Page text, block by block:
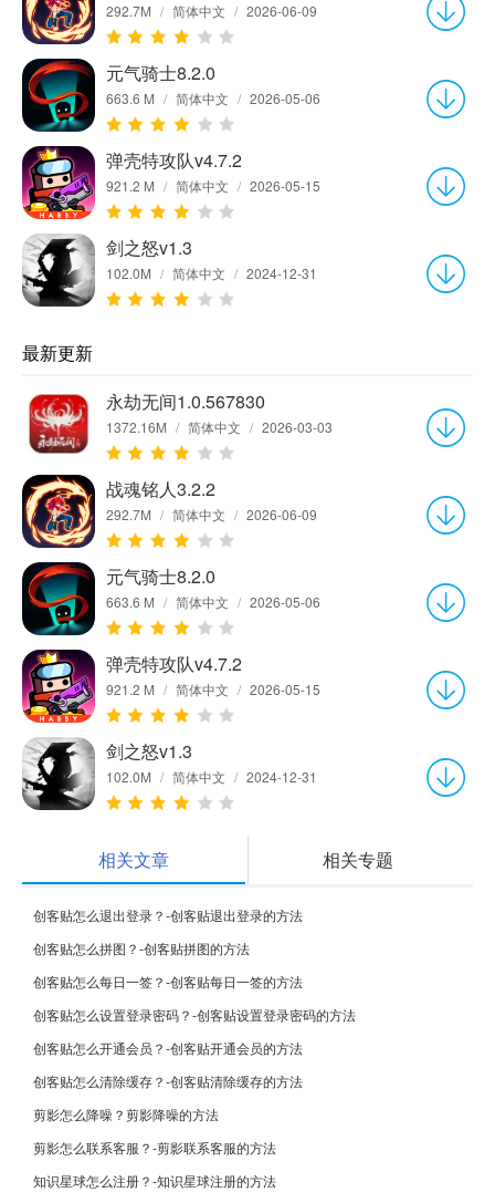
292.7M / 简体中文 / 2026-06-09
元气骑士8.2.0
663.6 M / 简体中文 / 2026-05-06
弹壳特攻队v4.7.2
921.2 M / 简体中文 / 2026-05-15
剑之怒v1.3
102.0M / 简体中文 / 2024-12-31
最新更新
永劫无间1.0.567830
1372.16M / 简体中文 / 2026-03-03
战魂铭人3.2.2
292.7M / 简体中文 / 2026-06-09
元气骑士8.2.0
663.6 M / 简体中文 / 2026-05-06
弹壳特攻队v4.7.2
921.2 M / 简体中文 / 2026-05-15
剑之怒v1.3
102.0M / 简体中文 / 2024-12-31
相关文章 相关专题
创客贴怎么退出登录？-创客贴退出登录的方法
创客贴怎么拼图？-创客贴拼图的方法
创客贴怎么每日一签？-创客贴每日一签的方法
创客贴怎么设置登录密码？-创客贴设置登录密码的方法
创客贴怎么开通会员？-创客贴开通会员的方法
创客贴怎么清除缓存？-创客贴清除缓存的方法
剪影怎么降噪？剪影降噪的方法
剪影怎么联系客服？-剪影联系客服的方法
知识星球怎么注册？-知识星球注册的方法